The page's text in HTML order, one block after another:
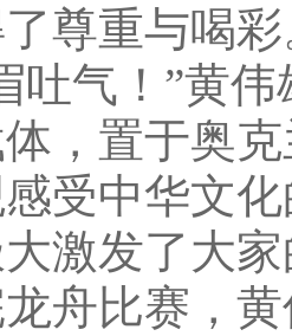
尊重与喝
气！”黄伟
，置于奥
受中华文
激发了大
比赛，黄